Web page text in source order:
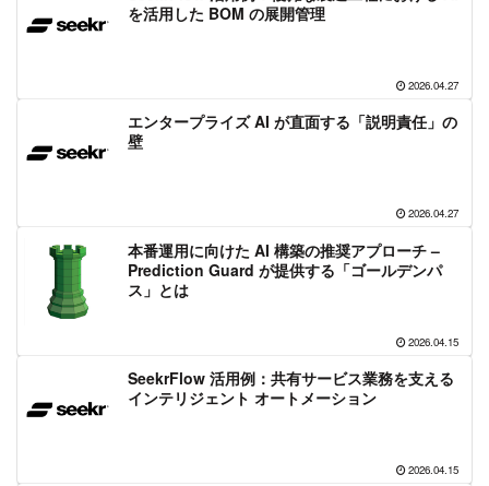
を活用した BOM の展開管理
2026.04.27
エンタープライズ AI が直面する「説明責任」の
壁
2026.04.27
本番運用に向けた AI 構築の推奨アプローチ –
Prediction Guard が提供する「ゴールデンパ
ス」とは
2026.04.15
SeekrFlow 活用例：共有サービス業務を支える
インテリジェント オートメーション
2026.04.15